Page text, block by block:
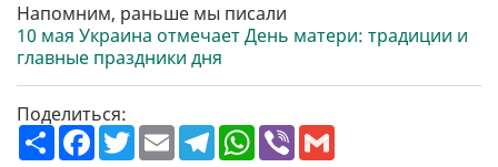
Напомним, раньше мы писали
10 мая Украина отмечает День матери: традиции и
главные праздники дня
Поделиться:
П
о
F
a
T
w
E
m
T
e
W
h
V